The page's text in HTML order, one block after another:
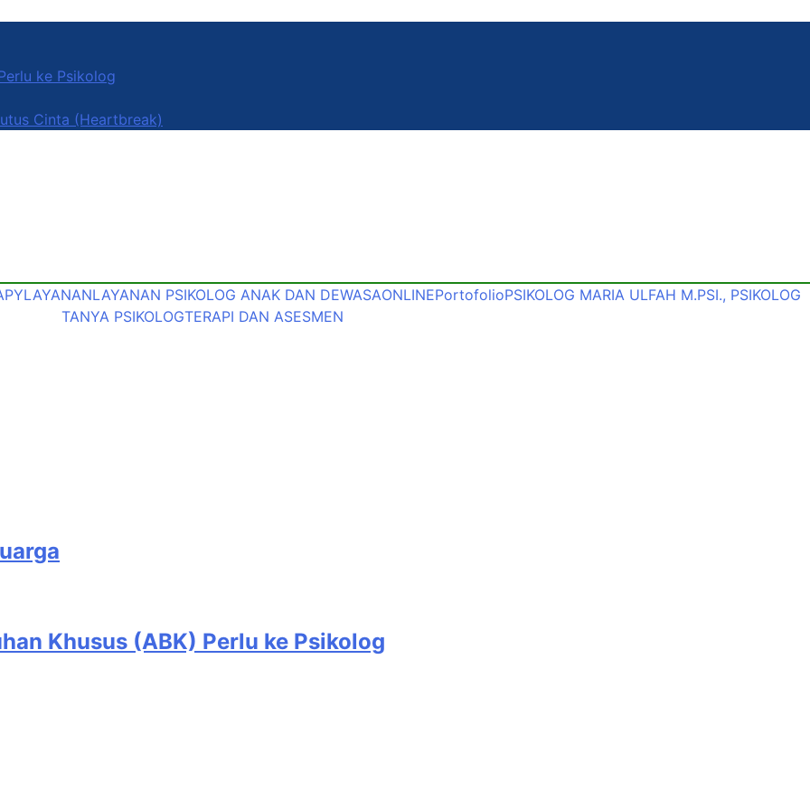
ke Psikolog
Cinta (Heartbreak)
LAYANANLAYANAN PSIKOLOG ANAK DAN DEWASAONLINEPortofolioPSIKOLOG MARIA ULFAH M.PSI., PSIKOLOG
TANYA PSIKOLOGTERAPI DAN ASESMEN
Khusus (ABK) Perlu ke Psikolog